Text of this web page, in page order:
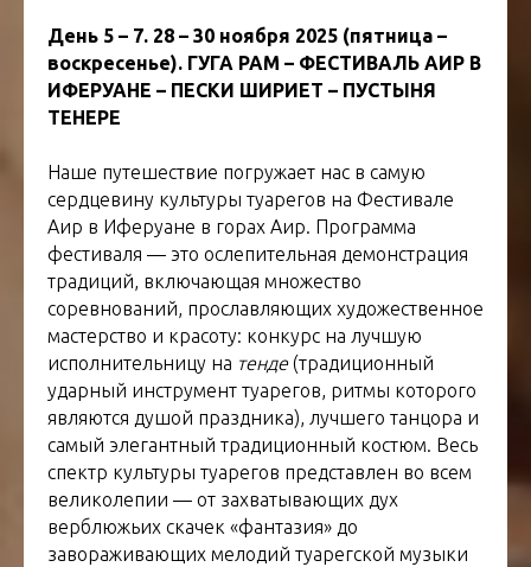
День 5 – 7. 28 – 30 ноября 2025 (пятница –
воскресенье). ГУГА РАМ – ФЕСТИВАЛЬ АИР В
ИФЕРУАНЕ – ПЕСКИ ШИРИЕТ – ПУСТЫНЯ
ТЕНЕРЕ
Наше путешествие погружает нас в самую
сердцевину культуры туарегов на Фестивале
Аир в Иферуане в горах Аир. Программа
фестиваля — это ослепительная демонстрация
традиций, включающая множество
соревнований, прославляющих художественное
мастерство и красоту: конкурс на лучшую
исполнительницу на тенде(традиционный
ударный инструмент туарегов, ритмы которого
являются душой праздника), лучшего танцора и
самый элегантный традиционный костюм. Весь
спектр культуры туарегов представлен во всем
великолепии — от захватывающих дух
верблюжьих скачек «фантазия» до
завораживающих мелодий туарегской музыки